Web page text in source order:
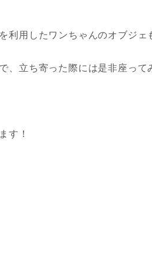
利用したワンちゃんのオブジェ
、立ち寄った際には是非座って
す！